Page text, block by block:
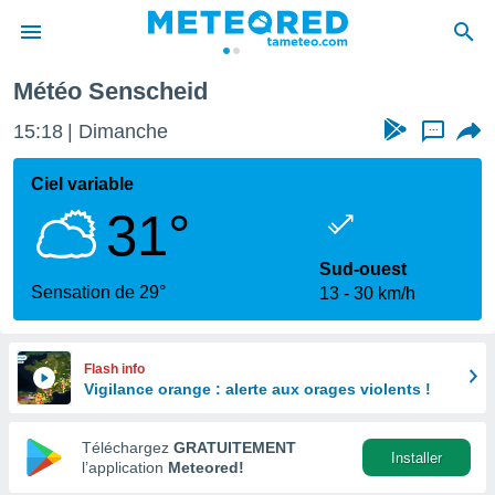
de
Météo Senscheid
15:18 Dimanche ...
Ciel variable
31°
Sensation de 29°
Sud-ouest
13
30 km/h
Flash info
Vigilance orange : alerte aux orages violents !
Téléchargez GRATUITEMENT
l’application Meteored!
Installer